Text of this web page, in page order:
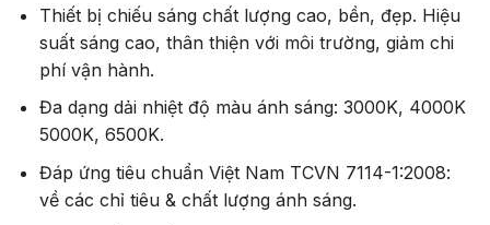
Thiết bị chiếu sáng chất lượng cao, bền, đẹp. Hiệu
suất sáng cao, thân thiện với môi trường, giảm chi
phí vận hành.
Đa dạng dải nhiệt độ màu ánh sáng: 3000K, 4000K
5000K, 6500K.
Đáp ứng tiêu chuẩn Việt Nam TCVN 7114-1:2008:
về các chỉ tiêu & chất lượng ánh sáng.